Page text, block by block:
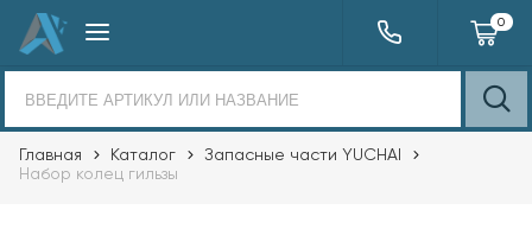
0
Главная Каталог
Запасные части YUCHAI
Набор колец гильзы